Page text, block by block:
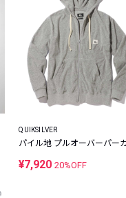
QUIKSILVER
パイル地 プルオーバーパーカ
¥7,92020%OFF